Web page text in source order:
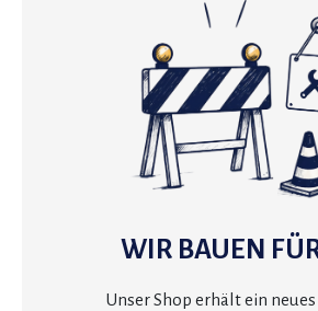
WIR BAUEN
Unser Shop erhält ein neues